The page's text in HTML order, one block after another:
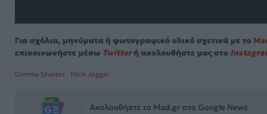
Για σχόλια, μηνύματα ή φωτογραφικό υλικό σχετικά με το
επικοινωνήστε μέσω Twitterή ακολουθήστε μας στο
Gimme Shelter Mick Jagger
Ακολουθήστε το Mad.gr στο Google News